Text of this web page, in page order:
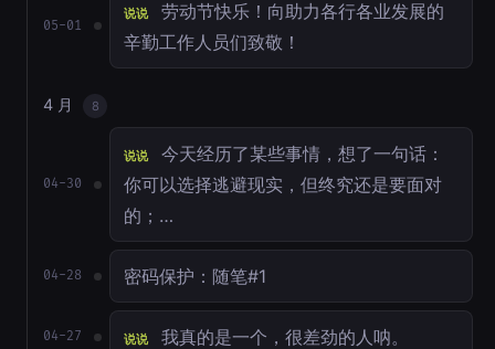
05-01
说说
劳动节快乐！向助力各行各业发展的
辛勤工作人员们致敬！
4 月 8
04-30
说说
今天经历了某些事情，想了一句话：
你可以选择逃避现实，但终究还是要面对
的；…
04-28 密码保护：随笔#1
04-27 说说 我真的是一个，很差劲的人呐。